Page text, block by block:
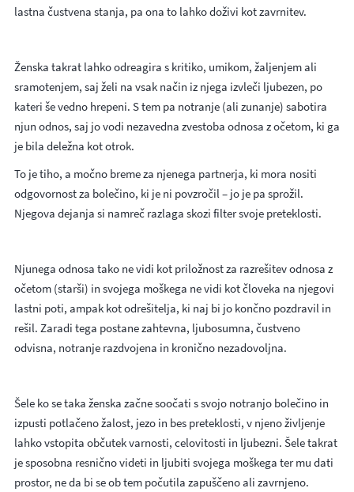
lastna čustvena stanja, pa ona to lahko doživi kot zavrnitev.
Ženska takrat lahko odreagira s kritiko, umikom, žaljenjem ali
sramotenjem, saj želi na vsak način iz njega izvleči ljubezen, po
kateri še vedno hrepeni. S tem pa notranje (ali zunanje) sabotira
njun odnos, saj jo vodi nezavedna zvestoba odnosa z očetom, ki ga
je bila deležna kot otrok.
To je tiho, a močno breme za njenega partnerja, ki mora nositi
odgovornost za bolečino, ki je ni povzročil – jo je pa sprožil.
Njegova dejanja si namreč razlaga skozi filter svoje preteklosti.
Njunega odnosa tako ne vidi kot priložnost za razrešitev odnosa z
očetom (starši) in svojega moškega ne vidi kot človeka na njegovi
lastni poti, ampak kot odrešitelja, ki naj bi jo končno pozdravil in
rešil. Zaradi tega postane zahtevna, ljubosumna, čustveno
odvisna, notranje razdvojena in kronično nezadovoljna.
Šele ko se taka ženska začne soočati s svojo notranjo bolečino in
izpusti potlačeno žalost, jezo in bes preteklosti, v njeno življenje
lahko vstopita občutek varnosti, celovitosti in ljubezni. Šele takrat
je sposobna resnično videti in ljubiti svojega moškega ter mu dati
prostor, ne da bi se ob tem počutila zapuščeno ali zavrnjeno.